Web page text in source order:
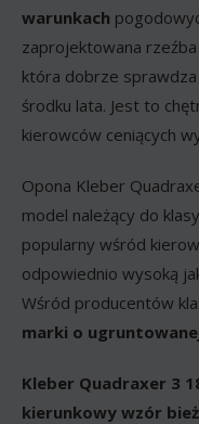
warunkach
zaprojektowana
która dobrze
środku lata. Jest to
kierowców ceniących
Opona Kleber
model należący do
popularny wśród
odpowiednio wysoką
Wśród producentów
marki o
Kleber Quadraxer 3
kierunkowy wzór